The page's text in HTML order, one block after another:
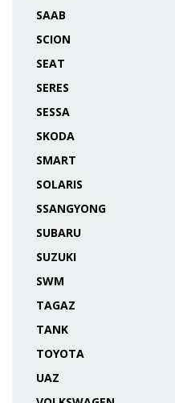
SAAB
SCION
SEAT
SERES
SESSA
SKODA
SMART
SOLARIS
SSANGYONG
SUBARU
SUZUKI
SWM
TAGAZ
TANK
TOYOTA
UAZ